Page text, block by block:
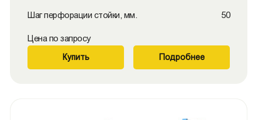
Шаг перфорации стойки, мм. 50
Цена по запросу
Купить Подробнее